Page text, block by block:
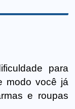
para
modo você já
e roupas